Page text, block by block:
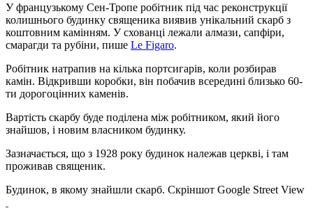
У французькому Сен-Тропе робітник під час реконструкції
колишнього будинку священика виявив унікальний скарб з
коштовним камінням. У схованці лежали алмази, сапфіри,
смарагди та рубіни, пише Le Figaro.
Робітник натрапив на кілька портсигарів, коли розбирав
камін. Відкривши коробки, він побачив всередині близько 60-
ти дорогоцінних каменів.
Вартість скарбу буде поділена між робітником, який його
знайшов, і новим власником будинку.
Зазначається, що з 1928 року будинок належав церкві, і там
проживав священик.
Будинок, в якому знайшли скарб. Скріншот Google Street View